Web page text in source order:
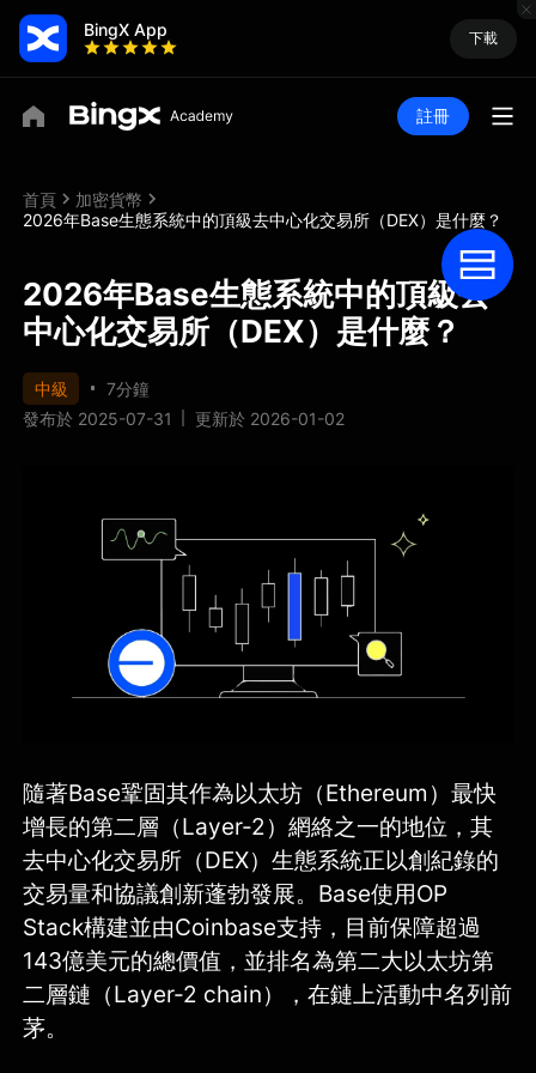
BingX App 下載
註冊
首頁
加密貨幣
2026年Base生態系統中的頂級去中心化交易所（DEX）是什麼？
2026年Base生態系統中的頂級去
中心化交易所（DEX）是什麼？
中級
7分鐘
發布於 2025-07-31
更新於 2026-01-02
隨著Base鞏固其作為以太坊（Ethereum）最快
增長的第二層（Layer-2）網絡之一的地位，其
去中心化交易所（DEX）生態系統正以創紀錄的
交易量和協議創新蓬勃發展。Base使用OP
Stack構建並由Coinbase支持，目前保障超過
143億美元的總價值，並排名為第二大以太坊第
二層鏈（Layer-2 chain），在鏈上活動中名列前
茅。